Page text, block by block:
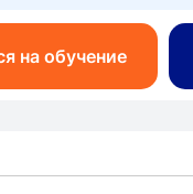
на обучение